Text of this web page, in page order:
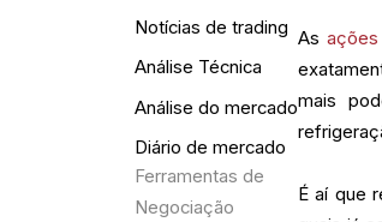
Notícias de trading
Análise Técnica
Análise do mercado
Diário de mercado
Ferramentas de
Negociação
As ações
mais
É aí que